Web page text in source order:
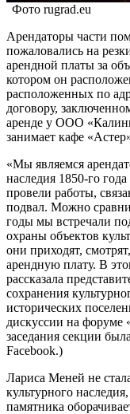
Фото rugrad.eu
Арендаторы части
пожаловались на
арендной платы за
котором он
расположенных по
договору,
аренде у ООО
занимает кафе
«Мы являемся
наследия 1850-го
провели работы,
подвал. Можно
годы мы встречали
охраны объектов
они приходят,
арендную плату. В
рассказала
сохранения
исторических
дискуссии на форуме
заседания секции
Facebook.)
Лариса Меней не
культурного
памятника